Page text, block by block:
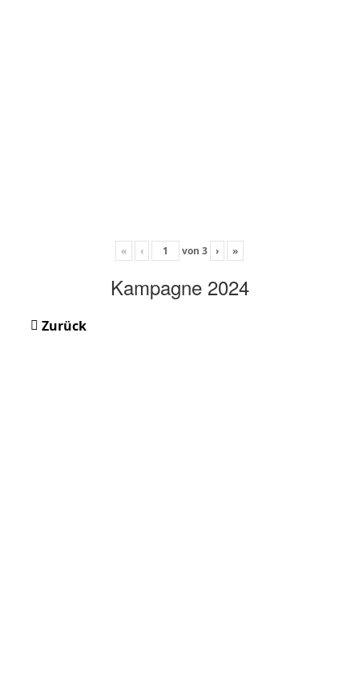
« ‹ von 3 › »
Kampagne 2024
Zurück